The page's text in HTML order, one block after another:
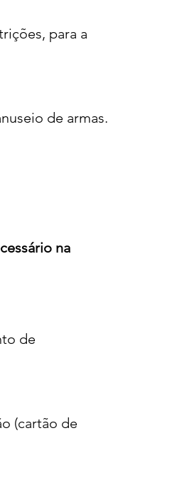
para a
de armas.
na
de
(cartão de